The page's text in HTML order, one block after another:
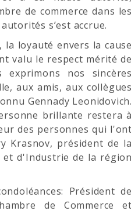
de commerce dans
s’est accrue.
loyauté envers la
valu le respect mérité
exprimons nos
aux amis, aux
Gennady
brillante restera
des personnes qui
Krasnov, président de
et d'Industrie de la
Président
de Commerce